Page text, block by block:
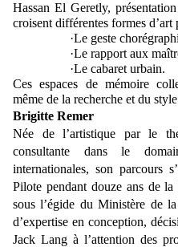
Hassan El Geretly,
croisent différentes formes d’art
·Le geste
·Le rapport aux
·Le cabaret urbain.
Ces espaces de mémoire
même de la recherche et du
Brigitte Remer
Née de l’artistique par le
consultante dans le
internationales, son parcours
Pilote pendant douze ans de
sous l’égide du Ministère de
d’expertise en conception,
Jack Lang à l’attention des